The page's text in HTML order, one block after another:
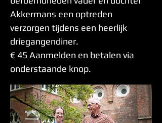
Akkermans een optreden
verzorgen tijdens een heerlijk
driegangendiner.
€ 45 Aanmelden en betalen via
onderstaande knop.